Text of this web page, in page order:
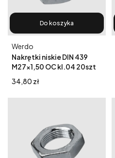
Do koszyka
Nakrętki niskie DIN 439
M27x1,50 OC kl.04 20szt
Producent
Werdo
Cena
34,80 zł